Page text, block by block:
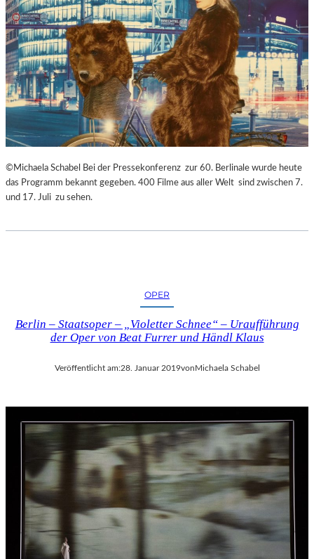
©Michaela Schabel Bei der Pressekonferenz zur 60. Berlinale wurde heute
das Programm bekannt gegeben. 400 Filme aus aller Welt sind zwischen 7.
und 17. Juli zu sehen.
OPER
Berlin – Staatsoper – „Violetter Schnee“ – Uraufführung
der Oper von Beat Furrer und Händl Klaus
Veröffentlicht am:28. Januar 2019von Michaela Schabel